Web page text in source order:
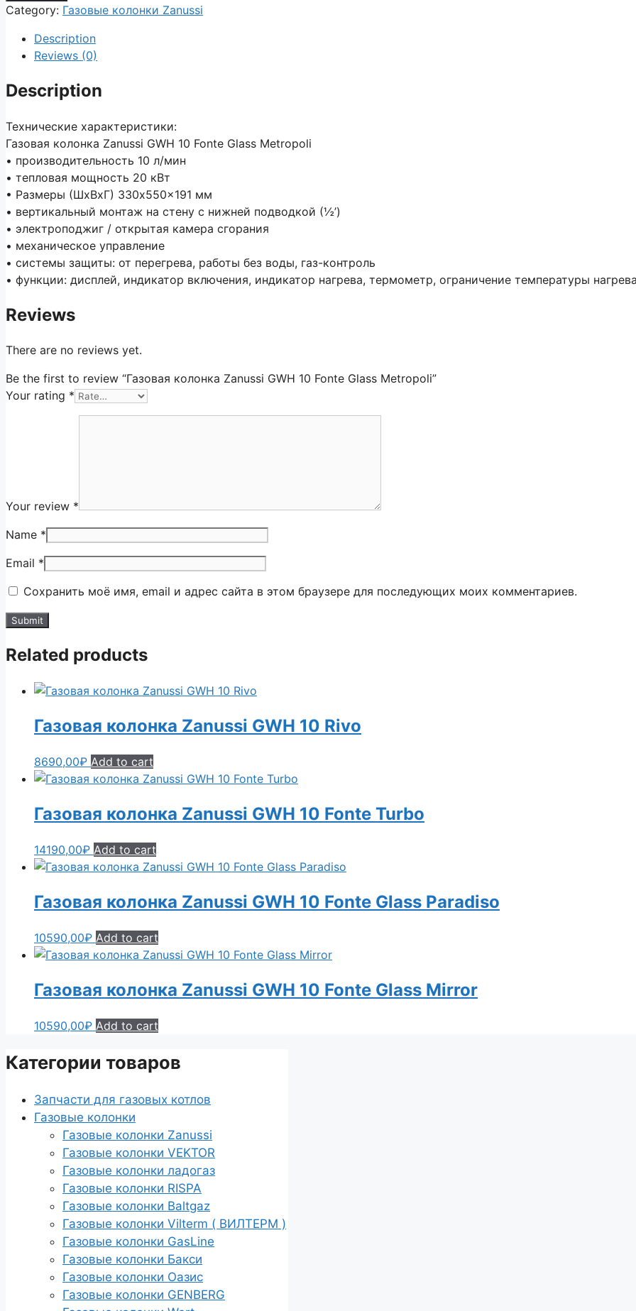
Category: Газовые колонки Zanussi
Description
Reviews (0)
Description
Технические характеристики:
Газовая колонка Zanussi GWH 10 Fonte Glass Metropoli
• производительность 10 л/мин
• тепловая мощность 20 кВт
• Размеры (ШxВxГ) 330x550x191 мм
• вертикальный монтаж на стену с нижней подводкой (½’)
• электроподжиг / открытая камера сгорания
• механическое управление
• системы защиты: от перегрева, работы без воды, газ-контроль
• функции: дисплей, индикатор включения, индикатор нагрева, термометр, ограничение температуры
Reviews
There are no reviews yet.
Be the first to review “Газовая колонка Zanussi GWH 10 Fonte Glass Metropoli”
Your rating *
Your review *
Name *
Email *
Сохранить моё имя, email и адрес сайта в этом браузере для последующих моих комментариев.
Related products
Газовая колонка Zanussi GWH 10 Rivo
8690,00₽ Add to cart
Газовая колонка Zanussi GWH 10 Fonte Turbo
14190,00₽ Add to cart
Газовая колонка Zanussi GWH 10 Fonte Glass Paradiso
10590,00₽ Add to cart
Газовая колонка Zanussi GWH 10 Fonte Glass Mirror
10590,00₽ Add to cart
Категории товаров
Запчасти для газовых котлов
Газовые колонки
Газовые колонки Zanussi
Газовые колонки VEKTOR
Газовые колонки ладогаз
Газовые колонки RISPA
Газовые колонки Baltgaz
Газовые колонки Vilterm ( ВИЛТЕРМ )
Газовые колонки GasLine
Газовые колонки Бакси
Газовые колонки Оазис
Газовые колонки GENBERG